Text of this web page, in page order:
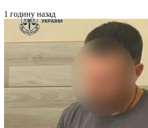
1 годину назад